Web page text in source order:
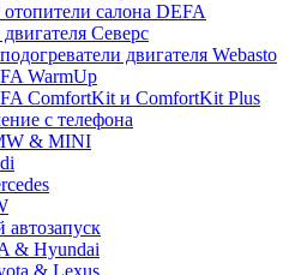
салона DEFA
Северс
двигателя Webasto
WarmUp
ComfortKit и ComfortKit Plus
с телефона
& MINI
& Hyundai
& Lexus